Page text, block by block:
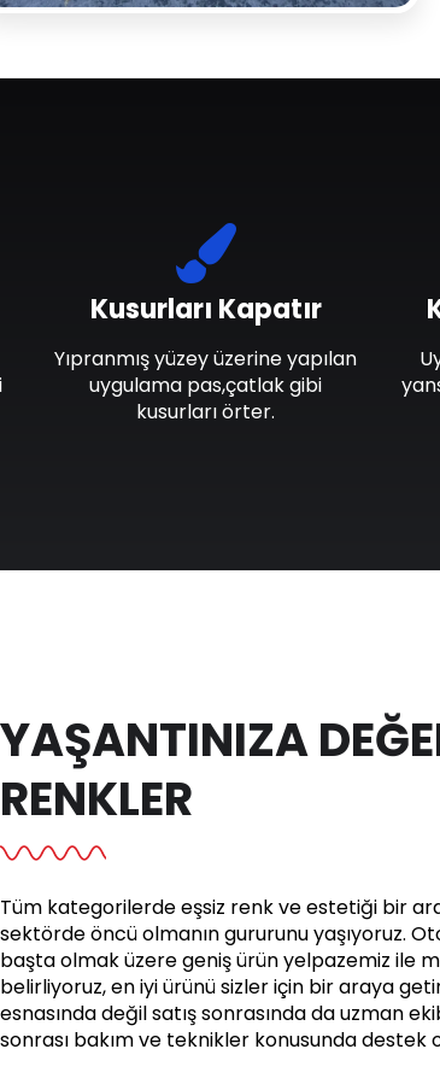
Kusurları Kapatır
Yıpranmış yüzey üzerine yapılan
uygulama pas,çatlak gibi
kusurları örter.
YAŞANTINIZA
RENKLER
Tüm kategorilerde eşsiz renk ve estetiği bir
sektörde öncü olmanın gururunu yaşıyoruz.
başta olmak üzere geniş ürün yelpazemiz ile
belirliyoruz, en iyi ürünü sizler için bir araya
esnasında değil satış sonrasında da uzman
sonrası bakım ve teknikler konusunda destek